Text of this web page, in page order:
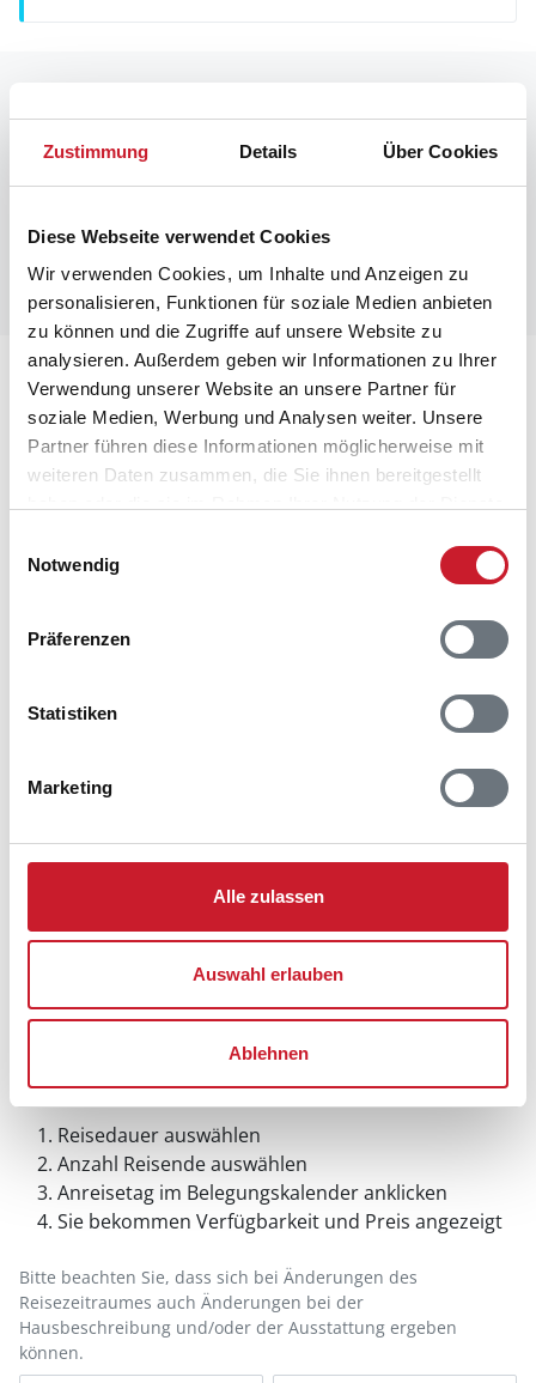
Zustimmung Details Über Cookies
Diese Webseite verwendet Cookies
Wir verwenden Cookies, um Inhalte und Anzeigen zu
personalisieren, Funktionen für soziale Medien anbieten
zu können und die Zugriffe auf unsere Website zu
analysieren. Außerdem geben wir Informationen zu Ihrer
Verwendung unserer Website an unsere Partner für
soziale Medien, Werbung und Analysen weiter. Unsere
Partner führen diese Informationen möglicherweise mit
weiteren Daten zusammen, die Sie ihnen bereitgestellt
Notwendig
Präferenzen
Statistiken
Marketing
Alle zulassen
Auswahl erlauben
Ablehnen
Lageplan
Adresse
Ferienhaus BL1140
9492 Blokhus
Reisedauer auswählen
Anzahl Reisende auswählen
Anreisetag im Belegungskalender anklicken
Sie bekommen Verfügbarkeit und Preis angezeigt
Bitte beachten Sie, dass sich bei Änderungen des
Reisezeitraumes auch Änderungen bei der
Hausbeschreibung und/oder der Ausstattung ergeben
können.